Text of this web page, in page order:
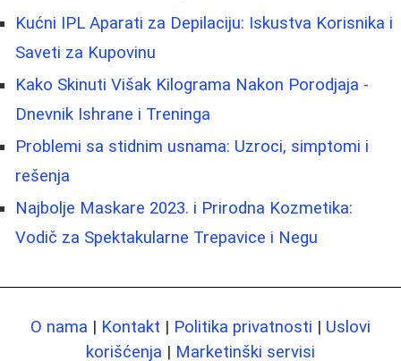
Kućni IPL Aparati za Depilaciju: Iskustva Korisnika i
Saveti za Kupovinu
Kako Skinuti Višak Kilograma Nakon Porodjaja -
Dnevnik Ishrane i Treninga
Problemi sa stidnim usnama: Uzroci, simptomi i
rešenja
Najbolje Maskare 2023. i Prirodna Kozmetika:
Vodič za Spektakularne Trepavice i Negu
O nama | Kontakt | Politika privatnosti | Uslovi
korišćenja | Marketinški servisi